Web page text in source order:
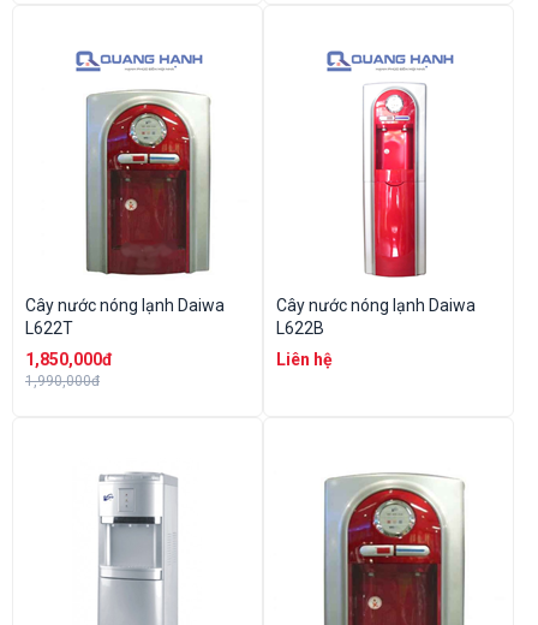
Cây nước nóng lạnh Daiwa
L622T
1,850,000đ
1,990,000đ
Cây nước nóng lạnh Daiwa
L622B
Liên hệ